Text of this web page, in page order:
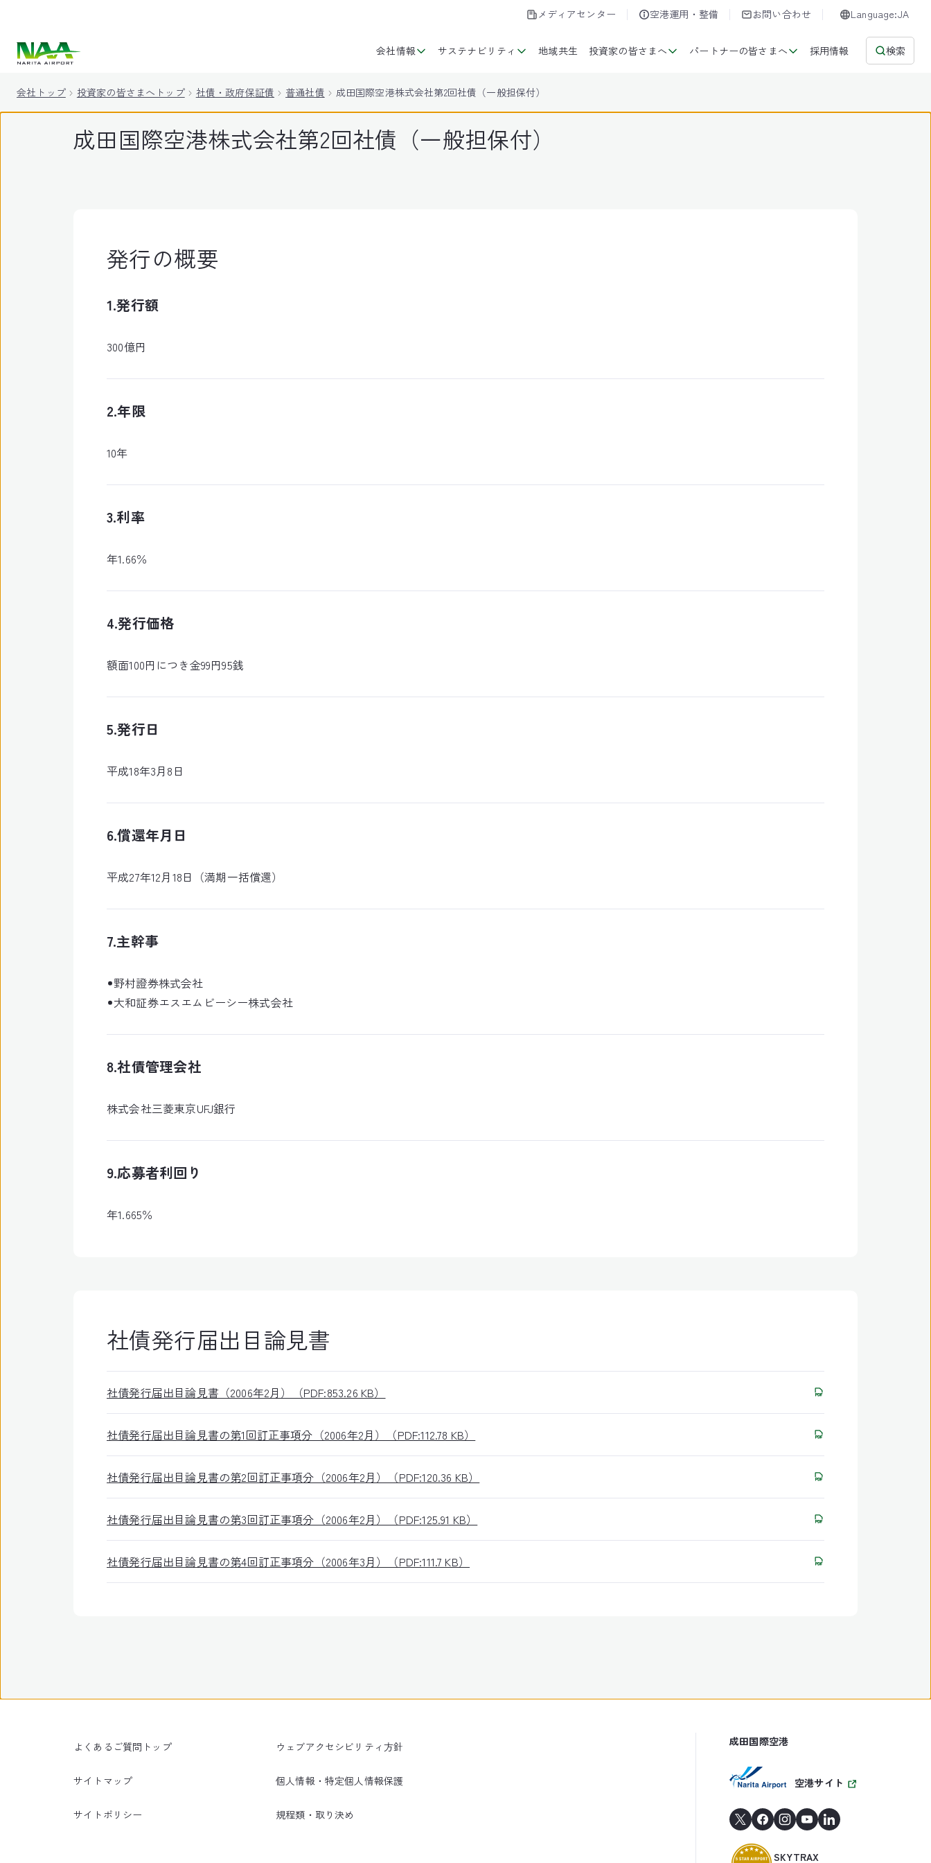
メディアセンター 空港運用・整備 お問い合わせ Language:JA
会社情報 サステナビリティ 地域共生 投資家の皆さまへ パートナーの皆さまへ 採用情報 検索
会社トップ 投資家の皆さまへトップ 社債・政府保証債 普通社債 成田国際空港株式会社第2回社債（一般担保付）
成田国際空港株式会社第2回社債（一般担保付）
発行の概要
1.発行額
300億円
2.年限
10年
3.利率
年1.66％
4.発行価格
額面100円につき金99円95銭
5.発行日
平成18年3月8日
6.償還年月日
平成27年12月18日（満期一括償還）
7.主幹事
野村證券株式会社
大和証券エスエムビーシー株式会社
8.社債管理会社
株式会社三菱東京UFJ銀行
9.応募者利回り
年1.665％
社債発行届出目論見書
社債発行届出目論見書（2006年2月）（PDF:853.26 KB）
社債発行届出目論見書の第1回訂正事項分（2006年2月）（PDF:112.78 KB）
社債発行届出目論見書の第2回訂正事項分（2006年2月）（PDF:120.36 KB）
社債発行届出目論見書の第3回訂正事項分（2006年2月）（PDF:125.91 KB）
社債発行届出目論見書の第4回訂正事項分（2006年3月）（PDF:111.7 KB）
よくあるご質問トップ
サイトマップ
サイトポリシー
ウェブアクセシビリティ方針
個人情報・特定個人情報保護
規程類・取り決め
成田国際空港
空港サイト
SKYTRAX